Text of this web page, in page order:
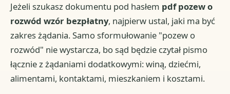
Jeżeli szukasz dokumentu pod hasłem pdf pozew o
rozwód wzór bezpłatny, najpierw ustal, jaki ma być
zakres żądania. Samo sformułowanie "pozew o
rozwód" nie wystarcza, bo sąd będzie czytał pismo
łącznie z żądaniami dodatkowymi: winą, dziećmi,
alimentami, kontaktami, mieszkaniem i kosztami.